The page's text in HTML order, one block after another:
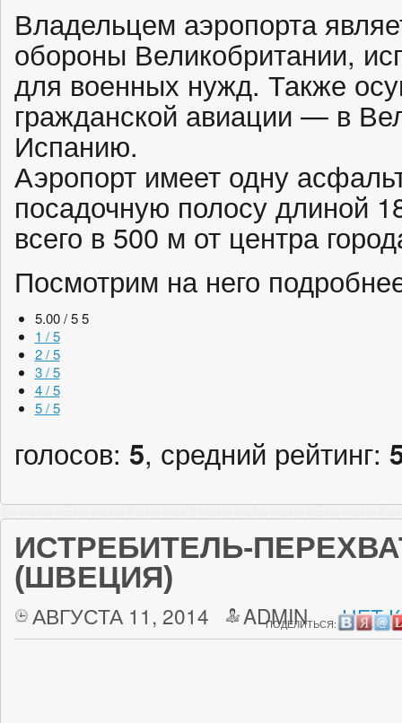
Владельцем аэропорта
обороны Великобритании,
для военных нужд. Также
гражданской авиации — в
Испанию.
Аэропорт имеет одну
посадочную полосу длиной
всего в 500 м от центра
Посмотрим на него
5.00 / 5 5
1 / 5
2 / 5
3 / 5
4 / 5
5 / 5
голосов: 5, средний рейтинг:
ИСТРЕБИТЕЛЬ-
(ШВЕЦИЯ)
АВГУСТА 11, 2014 ADMIN НЕТ
ПОДЕЛИТЬСЯ: